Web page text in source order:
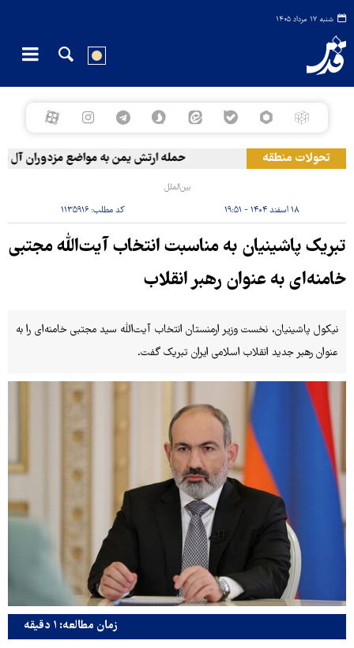
شنبه ۱۷ مرداد ۱۴۰۵
تحولات منطقه حمله ارتش یمن به مواضع مزدوران آل
بین‌الملل
۱۸ اسفند ۱۴۰۴ - ۱۹:۵۱ کد مطلب:۱۱۳۵۹۱۶
تبریک پاشینیان به مناسبت انتخاب آیت‌الله مجتبی
خامنه‌ای به عنوان رهبر انقلاب
نیکول پاشینیان، نخست وزیر ارمنستان انتخاب آیت‌الله سید مجتبی خامنه‌ای را به
عنوان رهبر جدید انقلاب اسلامی ایران تبریک گفت.
زمان مطالعه: ۱ دقیقه